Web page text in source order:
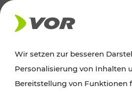
AKTUELLES
Ausflugstipps
Wir setzen zur besseren
Personalisierung von Inhalten
Bereitstellung von Funktionen